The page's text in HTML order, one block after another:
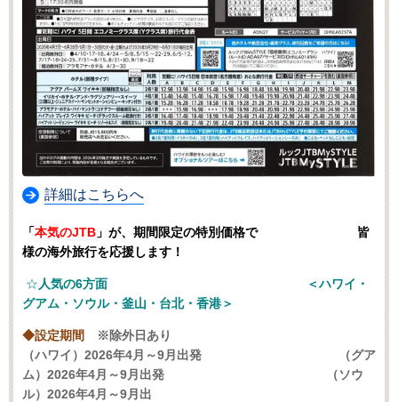
詳細はこちらへ
「本気のJTB 」が、期間限定の特別価格で 皆
様の海外旅行を応援します！
☆ 人気の6方面 ＜ハワイ・
グアム・ソウル・釜山・台北・香港＞
◆設定期間
※除外日あり
（ハワイ）2026年4月～9月出発 （グア
ム）2026年4月～9月出発 （ソウ
ル）2026年4月～9月出